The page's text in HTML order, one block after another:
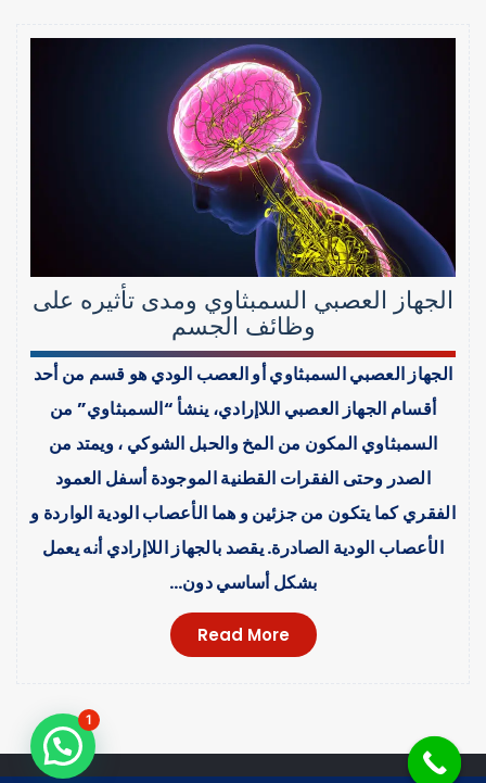
الجهاز العصبي السمبثاوي ومدى تأثيره على
وظائف الجسم
الجهاز العصبي السمبثاوي أو العصب الودي هو قسم من أحد
أقسام الجهاز العصبي اللاإرادي، ينشأ “السمبثاوي” من
السمبثاوي المكون من المخ والحبل الشوكي ، ويمتد من
الصدر وحتى الفقرات القطنية الموجودة أسفل العمود
الفقري كما يتكون من جزئين و هما الأعصاب الودية الواردة و
الأعصاب الودية الصادرة. يقصد بالجهاز اللاإرادي أنه يعمل
بشكل أساسي دون…
Read More
1